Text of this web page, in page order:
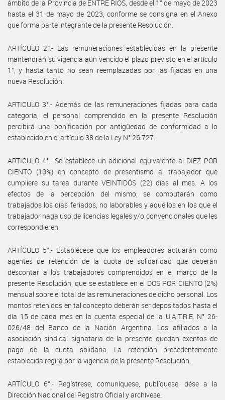
ámbito de la Provincia de ENTRE RIOS, desde el 1° de mayo de 2023
hasta el 31 de mayo de 2023, conforme se consigna en el Anexo
que forma parte integrante de la presente Resolución.
ARTÍCULO 2°.- Las remuneraciones establecidas en la presente
mantendrán su vigencia aún vencido el plazo previsto en el artículo
1°, y hasta tanto no sean reemplazadas por las fijadas en una
nueva Resolución.
ARTICULO 3°.- Además de las remuneraciones fijadas para cada
categoría, el personal comprendido en la presente Resolución
percibirá una bonificación por antigüedad de conformidad a lo
establecido en el artículo 38 de la Ley N° 26.727.
ARTICULO 4°.- Se establece un adicional equivalente al DIEZ POR
CIENTO (10%) en concepto de presentismo al trabajador que
cumpliere su tarea durante VEINTIDÓS (22) días al mes. A los
efectos de la percepción del mismo, se computarán como
trabajados los días feriados, no laborables y aquéllos en los que el
trabajador haga uso de licencias legales y/o convencionales que les
correspondieren.
ARTÍCULO 5°.- Establécese que los empleadores actuarán como
agentes de retención de la cuota de solidaridad que deberán
descontar a los trabajadores comprendidos en el marco de la
presente Resolución, que se establece en el DOS POR CIENTO (2%)
mensual sobre el total de las remuneraciones de dicho personal. Los
montos retenidos en tal concepto deberán ser depositados hasta el
día 15 de cada mes en la cuenta especial de la U.A.T.R.E. N° 26-
026/48 del Banco de la Nación Argentina. Los afiliados a la
asociación sindical signataria de la presente quedan exentos de
pago de la cuota solidaria. La retención precedentemente
establecida regirá por la vigencia de la presente Resolución.
ARTÍCULO 6°.- Regístrese, comuníquese, publíquese, dése a la
Dirección Nacional del Registro Oficial y archívese.